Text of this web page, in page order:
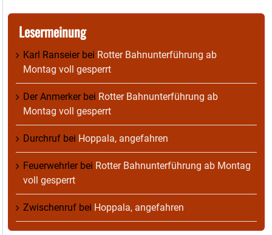
Lesermeinung
Karl Ranseierbei Rotter Bahnunterführung ab
Montag voll gesperrt
Der Anmerkerbei Rotter Bahnunterführung ab
Montag voll gesperrt
Durchruf bei Hoppala, angefahren
Feuerwehrlerbei Rotter Bahnunterführung ab Montag
voll gesperrt
Zwischenruf bei Hoppala, angefahren